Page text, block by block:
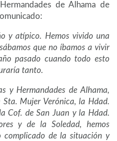
de Alhama de
y atípico. Hemos vivido una
que no íbamos a vivir
pasado cuando todo esto
tanto.
y Hermandades de Alhama,
Mujer Verónica, la Hdad.
Cof. de San Juan y la Hdad.
y de la Soledad, hemos
de la situación y